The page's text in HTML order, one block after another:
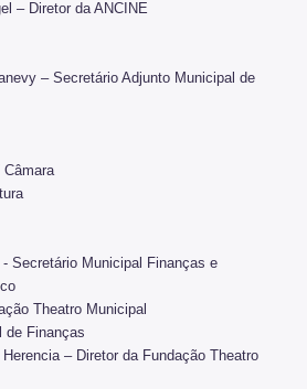
– Diretor da ANCINE
– Secretário Adjunto Municipal de
Secretário Municipal Finanças e
Theatro Municipal
de Finanças
– Diretor da Fundação Theatro